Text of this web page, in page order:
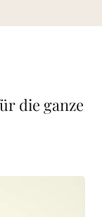
die ganze